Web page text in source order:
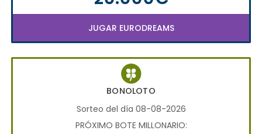
JUGAR EURODREAMS
BONOLOTO
Sorteo del día 08-08-2026
PRÓXIMO BOTE MILLONARIO: